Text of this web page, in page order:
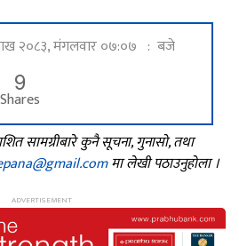
२०८३, मंगलवार ०७:०७ : बजे
9
Shares
सामग्रीबारे कुनै सूचना, गुनासो, तथा
मा लेखी पठाउनुहोला ।